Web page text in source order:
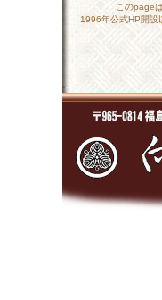
このpage
1996年公式HP開設